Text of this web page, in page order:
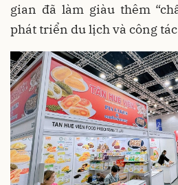
gian đã làm giàu thêm
phát triển du lịch và công